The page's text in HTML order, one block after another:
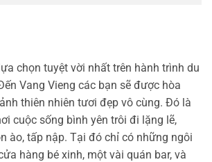
chọn tuyệt vời nhất trên hành trình du
Vang Vieng các bạn sẽ được hòa
thiên nhiên tươi đẹp vô cùng. Đó là
cuộc sống bình yên trôi đi lặng lẽ,
ào, tấp nập. Tại đó chỉ có những ngôi
hàng bé xinh, một vài quán bar, và